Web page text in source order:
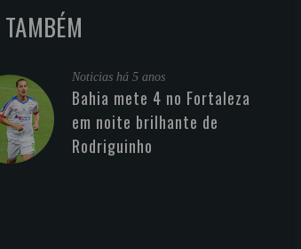
Noticias há 5 anos
Bahia mete 4 no Fortaleza
em noite brilhante de
Rodriguinho